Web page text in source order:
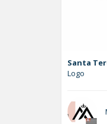
Santa
Logo